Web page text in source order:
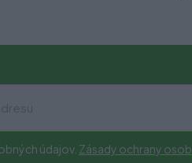
údajov. Zásady ochrany